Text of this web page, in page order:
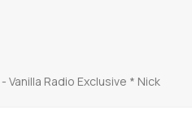
-Vanilla Radio Exclusive * Nick